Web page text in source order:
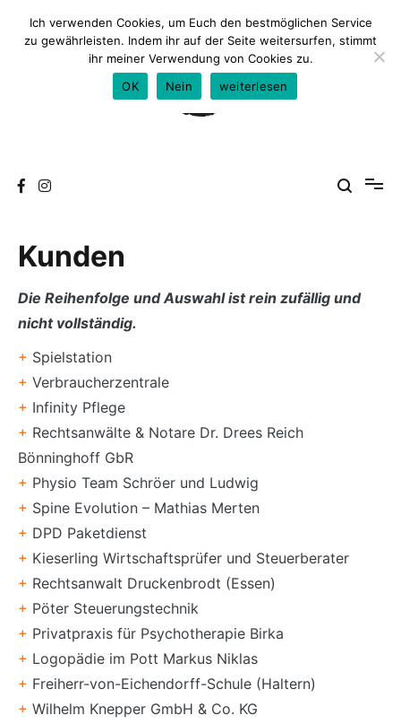
Inhalt
springen
Kunden
Die Reihenfolge und Auswahl ist rein zufällig und
nicht vollständig.
+ Spielstation
+ Verbraucherzentrale
+ Infinity Pflege
+ Rechtsanwälte & Notare Dr. Drees Reich
Bönninghoff GbR
+ Physio Team Schröer und Ludwig
+ Spine Evolution – Mathias Merten
+ DPD Paketdienst
+ Kieserling Wirtschaftsprüfer und Steuerberater
+ Rechtsanwalt Druckenbrodt (Essen)
+ Pöter Steuerungstechnik
+ Privatpraxis für Psychotherapie Birka
+ Logopädie im Pott Markus Niklas
+ Freiherr-von-Eichendorff-Schule (Haltern)
+ Wilhelm Knepper GmbH & Co. KG
Ich verwenden Cookies, um Euch den bestmöglichen Service
zu gewährleisten. Indem ihr auf der Seite weitersurfen, stimmt
ihr meiner Verwendung von Cookies zu.
OK
Nein weiterlesen